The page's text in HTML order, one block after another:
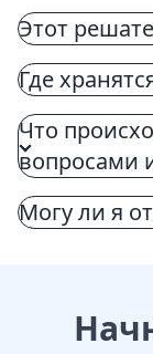
Этот
Где
Что
вопросами
Могу ли я